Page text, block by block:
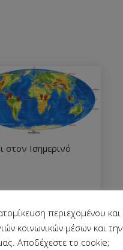
στον Ισημερινό
περιεχομένου και
κοινωνικών μέσων και την
Αποδέχεστε το cookie;